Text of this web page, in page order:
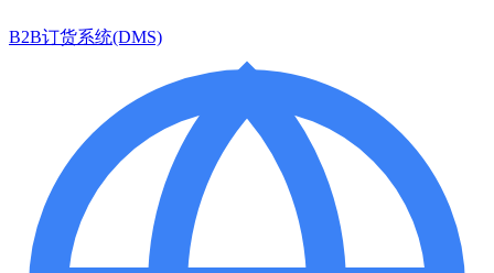
B2B订货系统(DMS)